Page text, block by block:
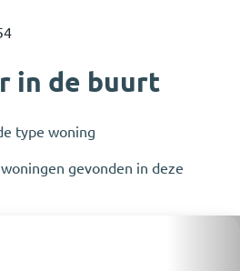
in de buurt
type woning
gevonden in deze